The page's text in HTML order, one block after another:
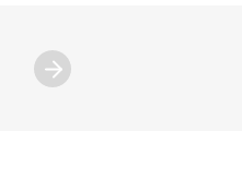
oprez zbog virusa
Nila